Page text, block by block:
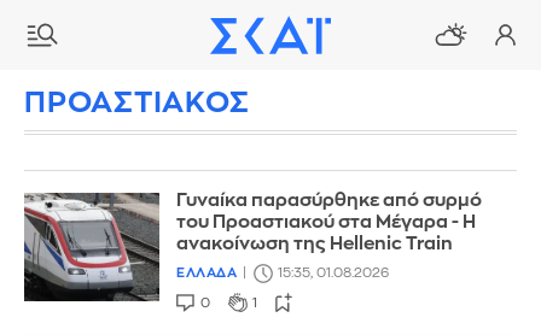
ΠΡΟΑΣΤΙΑΚΟΣ
Γυναίκα παρασύρθηκε από συρμό
του Προαστιακού στα Μέγαρα - H
ανακοίνωση της Hellenic Train
ΕΛΛΑΔΑ 15:35, 01.08.2026
0 1